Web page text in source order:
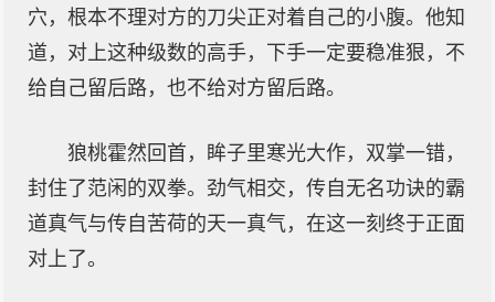
穴，根本不理对方的刀尖正对着自己的小腹。他知
道，对上这种级数的高手，下手一定要稳准狠，不
给自己留后路，也不给对方留后路。
狼桃霍然回首，眸子里寒光大作，双掌一错，
封住了范闲的双拳。劲气相交，传自无名功诀的霸
道真气与传自苦荷的天一真气，在这一刻终于正面
对上了。